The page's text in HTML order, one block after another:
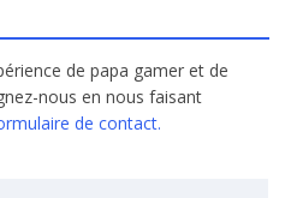
de papa gamer et de
nous en nous faisant
de contact.